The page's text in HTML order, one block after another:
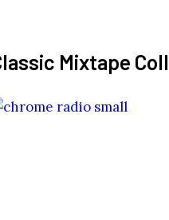
Mixtape